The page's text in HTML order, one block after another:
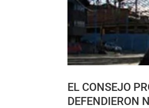
EL CONSEJO
DEFENDIERON